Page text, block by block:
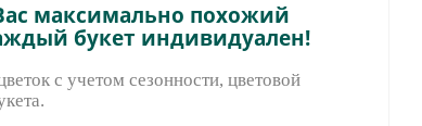
максимально похожий
букет индивидуален!
с учетом сезонности, цветовой